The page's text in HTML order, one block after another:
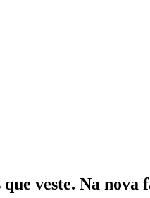
veste. Na nova